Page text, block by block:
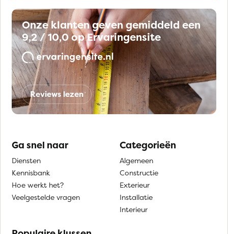
Onze klanten geven gemiddeld een
9,2 / 10,0 op Ervaringensite
Reviews lezen
Ga snel naar
Diensten
Kennisbank
Hoe werkt het?
Veelgestelde vragen
Categorieën
Algemeen
Constructie
Exterieur
Installatie
Interieur